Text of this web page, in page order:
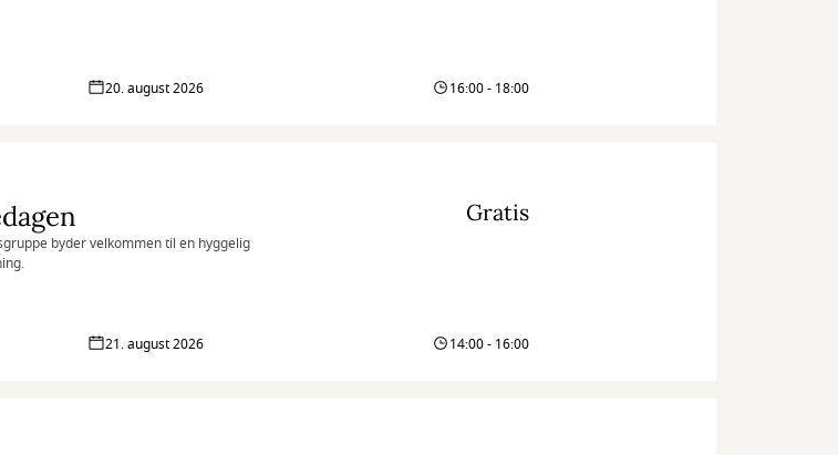
20. august 2026 16:00 - 18:00
byder velkommen til en hyggelig
Gratis
21. august 2026 14:00 - 16:00